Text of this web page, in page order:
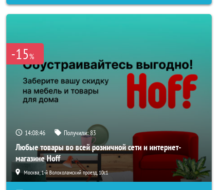
-15%
14:08:43 Получили:83
Любые товары во всей розничной сети и интернет-
магазине Hoff
Москва, 1-й Волоколамский проезд, 10с1